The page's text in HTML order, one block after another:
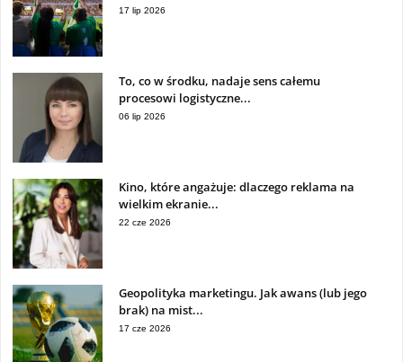
17 lip 2026
To, co w środku, nadaje sens całemu
procesowi logistyczne...
06 lip 2026
Kino, które angażuje: dlaczego reklama na
wielkim ekranie...
22 cze 2026
Geopolityka marketingu. Jak awans (lub jego
brak) na mist...
17 cze 2026